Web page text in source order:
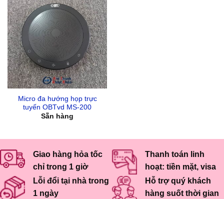
Micro đa hướng họp trực
tuyến OBTvd MS-200
Sẵn hàng
Giao hàng hỏa tốc
chỉ trong 1 giờ
Thanh toán linh
hoạt: tiền mặt, visa
Lỗi đổi tại nhà trong
1 ngày
Hỗ trợ quý khách
hàng suốt thời gian